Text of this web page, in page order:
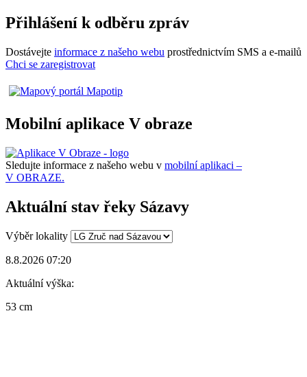
Přihlášení k odběru zpráv
Dostávejte informace z našeho webu prostřednictvím SMS a e-mailů
Chci se zaregistrovat
Mobilní aplikace V obraze
Sledujte informace z našeho webu v mobilní aplikaci –
V OBRAZE.
Aktuální stav řeky Sázavy
Výběr lokality
8.8.2026 07:20
Aktuální výška:
53 cm